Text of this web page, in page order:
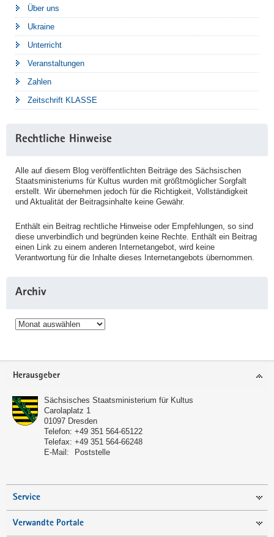
Über uns
Ukraine
Unterricht
Veranstaltungen
Zahlen
Zeitschrift KLASSE
Rechtliche Hinweise
Alle auf diesem Blog veröffentlichten Beiträge des Sächsischen
Staatsministeriums für Kultus wurden mit größtmöglicher Sorgfalt
erstellt. Wir übernehmen jedoch für die Richtigkeit, Vollständigkeit
und Aktualität der Beitragsinhalte keine Gewähr.
Enthält ein Beitrag rechtliche Hinweise oder Empfehlungen, so sind
diese unverbindlich und begründen keine Rechte. Enthält ein Beitrag
einen Link zu einem anderen Internetangebot, wird keine
Verantwortung für die Inhalte dieses Internetangebots übernommen.
Archiv
Archiv
Service
Herausgeber
Sächsisches Staatsministerium für Kultus
Carolaplatz 1
01097 Dresden
Telefon: +49 351 564-65122
Telefax: +49 351 564-66248
E-Mail:
Poststelle
Service
Verwandte Portale